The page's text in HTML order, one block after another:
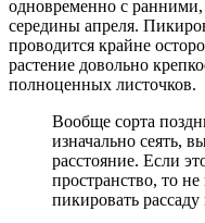
одновременно с
середины апреля.
проводится крайне
растение довольно
полноценных листочков.
Вообще сорта
изначально сеять,
расстояние. Если
пространство, то не
пикировать